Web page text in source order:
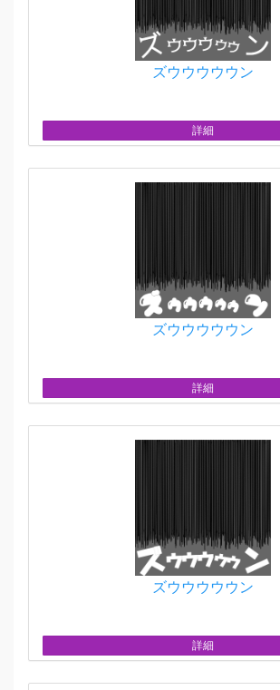
ズウウウウウン
詳細
ズウウウウウン
詳細
ズウウウウウン
詳細